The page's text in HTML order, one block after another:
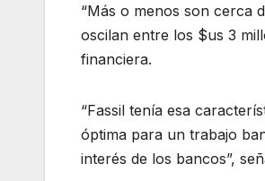
“Más o menos son cerca
oscilan entre los $us 3
financiera.
“Fassil tenía esa
óptima para un trabajo
interés de los bancos”,